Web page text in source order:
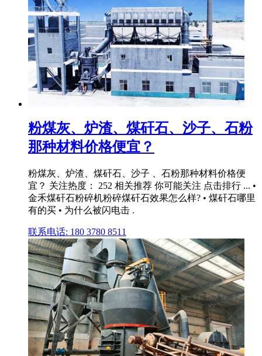
粉煤灰、炉渣、煤矸石、沙子、石粉
那种材料价格便宜？
粉煤灰、炉渣、煤矸石、沙子 、石粉那种材料价格便
宜？ 关注热度： 252 相关推荐 你可能关注 点击排行 ... •
金禾煤矸石粉碎机粉碎煤矸石效果怎么样? • 煤矸石哪里
有的买 • 为什么被闪电击 .
联系电话: 180 3780 8511